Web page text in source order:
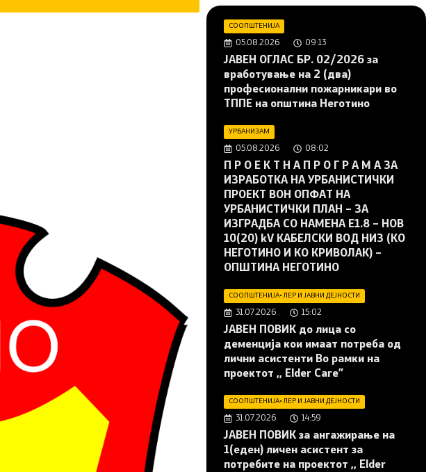
СООПШТЕНИЈА
05.08.2026 09:13
JAВЕН ОГЛАС БР. 02/2026 за
вработување на 2 (два)
професионални пожарникари во
ТППЕ на општина Неготино
УРБАНИЗАМ
05.08.2026 08:02
П Р О Е К Т Н А П Р О Г Р А М А ЗА
ИЗРАБОТКА НА УРБАНИСТИЧКИ
ПРОЕКТ ВОН ОПФАТ НА
УРБАНИСТИЧКИ ПЛАН – ЗА
ИЗГРАДБА СО НАМЕНА Е1.8 – НОВ
10(20) kV КАБЕЛСКИ ВОД НИЗ (КО
НЕГОТИНО И КО КРИВОЛАК) –
ОПШТИНА НЕГОТИНО
СООПШТЕНИЈА•ЛЕР И ЈАВНИ ДЕЈНОСТИ
31.07.2026 15:02
JАВЕН ПОВИК до лица со
деменција кои имаат потреба од
лични асистенти Во рамки на
проектот ,, Elder Care”
СООПШТЕНИЈА•ЛЕР И ЈАВНИ ДЕЈНОСТИ
31.07.2026 14:59
JАВЕН ПОВИК за ангажирање на
1(еден) личен асистент за
потребите на проектот ,, Elder